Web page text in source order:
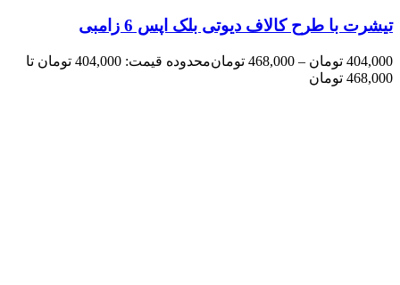
تیشرت با طرح کالاف دیوتی بلک اپس 6 زامبی
404,000 تومان –
468,000 تومان
محدوده قیمت: 404,000 تومان تا
468,000 تومان